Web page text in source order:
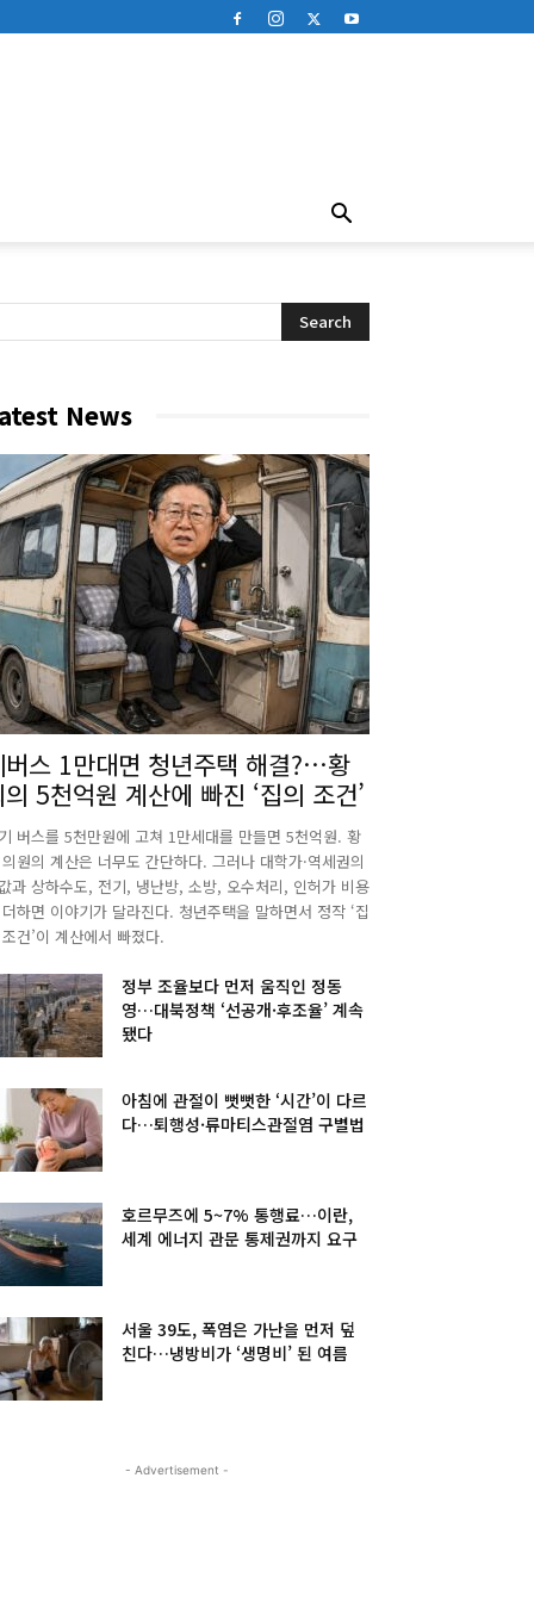
News
버스 1만대면 청년주택 해결?…황
5천억원 계산에 빠진 ‘집의 조건’
버스를 5천만원에 고쳐 1만세대를 만들면 5천억원. 황
원의 계산은 너무도 간단하다. 그러나 대학가·역세권의
과 상하수도, 전기, 냉난방, 소방, 오수처리, 인허가 비용
하면 이야기가 달라진다. 청년주택을 말하면서 정작 ‘집
건’이 계산에서 빠졌다.
정부 조율보다 먼저 움직인 정동
영…대북정책 ‘선공개·후조율’ 계속
됐다
아침에 관절이 뻣뻣한 ‘시간’이 다르
다…퇴행성·류마티스관절염 구별법
호르무즈에 5~7% 통행료…이란,
세계 에너지 관문 통제권까지 요구
서울 39도, 폭염은 가난을 먼저 덮
친다…냉방비가 ‘생명비’ 된 여름
- Advertisement -